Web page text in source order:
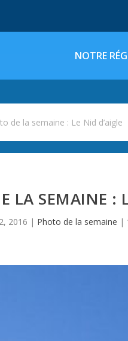
NOTRE
de la semaine : Le Nid d’aigle
LA SEMAINE :
2016 | Photo de la semaine |